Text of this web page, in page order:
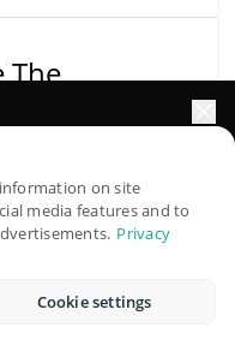
The
10.30%
de estratégias onde
e otimizam suas
de mercado
on site
media features and to
Privacy
Cookie settings